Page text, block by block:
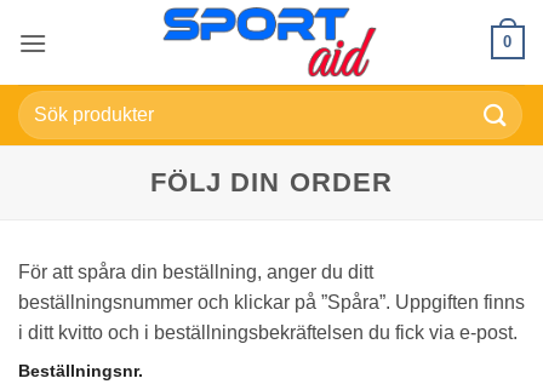
0
Sök
efter:
FÖLJ DIN ORDER
För att spåra din beställning, anger du ditt
beställningsnummer och klickar på ”Spåra”. Uppgiften finns
i ditt kvitto och i beställningsbekräftelsen du fick via e-post.
Beställningsnr.